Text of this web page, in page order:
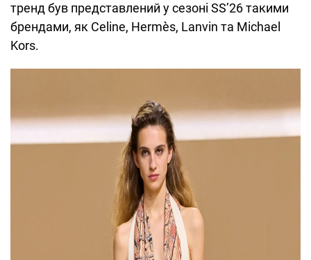
тренд був представлений у сезоні SS’26 такими
брендами, як Celine, Hermès, Lanvin та Michael
Kors.